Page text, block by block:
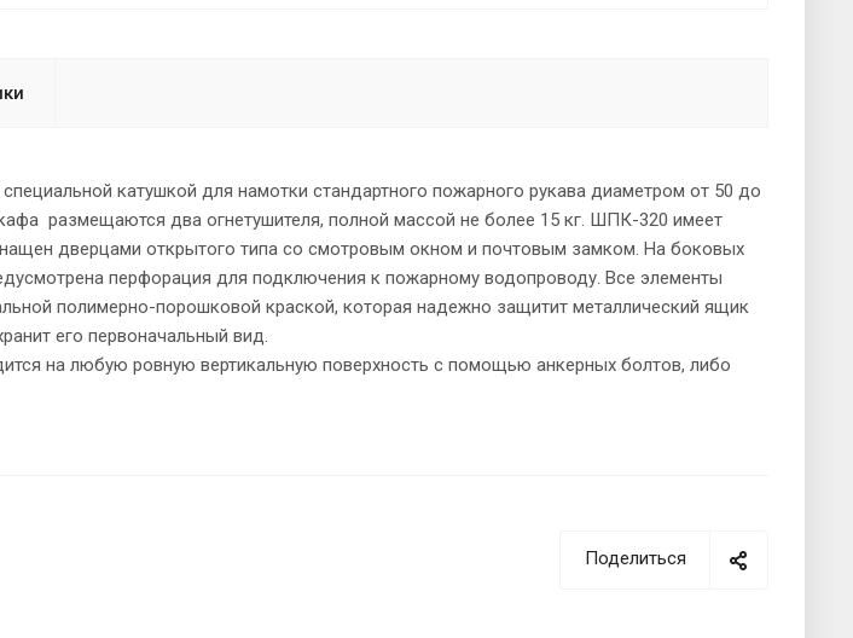
катушкой для намотки стандартного пожарного рукава диаметром от 50 до
размещаются два огнетушителя, полной массой не более 15 кг. ШПК-320 имеет
дверцами открытого типа со смотровым окном и почтовым замком. На боковых
перфорация для подключения к пожарному водопроводу. Все элементы
полимерно-порошковой краской, которая надежно защитит металлический ящик
его первоначальный вид.
на любую ровную вертикальную поверхность с помощью анкерных болтов, либо
Поделиться